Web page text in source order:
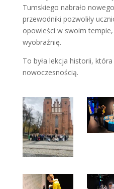
Tumskiego nabrało
przewodniki pozwoliły
opowieści w swoim
wyobraźnię.
To była lekcja historii, która
nowoczesnością.